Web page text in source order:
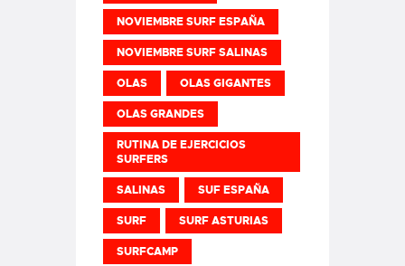
NOVIEMBRE SURF ESPAÑA
NOVIEMBRE SURF SALINAS
OLAS OLAS GIGANTES
OLAS GRANDES
RUTINA DE EJERCICIOS
SURFERS
SALINAS SUF ESPAÑA
SURF SURF ASTURIAS
SURFCAMP